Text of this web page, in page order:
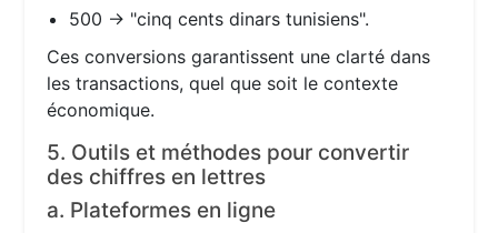
500 → "cinq cents dinars tunisiens".
Ces conversions garantissent une clarté dans
les transactions, quel que soit le contexte
économique.
5. Outils et méthodes pour convertir
des chiffres en lettres
a. Plateformes en ligne